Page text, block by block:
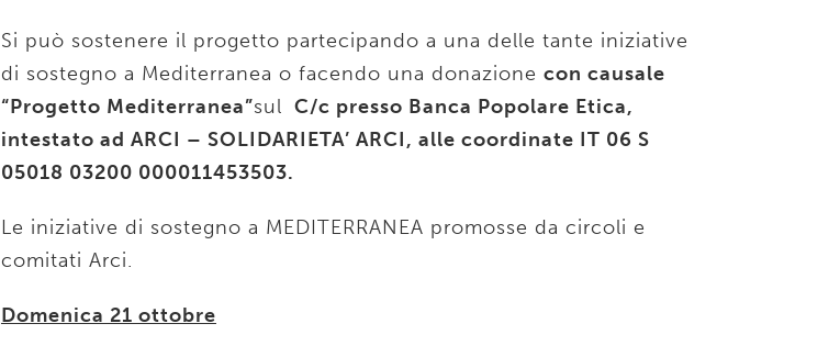
Si può sostenere il progetto partecipando a una delle tante iniziative
di sostegno a Mediterranea o facendo una donazione con causale
“Progetto Mediterranea”sul C/c presso Banca Popolare Etica,
intestato ad ARCI – SOLIDARIETA’ ARCI, alle coordinate IT 06 S
05018 03200 000011453503.
Le iniziative di sostegno a MEDITERRANEA promosse da circoli e
comitati Arci.
Domenica 21 ottobre